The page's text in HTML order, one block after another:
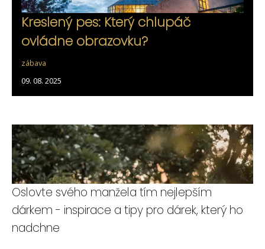
Kreslený pes: Který chlupáč
ovládne obrazovku?
zábava
09. 08. 2025
Oslovte svého manžela tím nejlepším
dárkem - inspirace a tipy pro dárek, který ho
nadchne